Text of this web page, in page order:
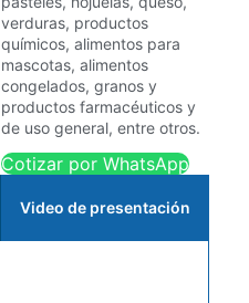
verduras, productos
químicos, alimentos para
mascotas, alimentos
congelados, granos y
productos farmacéuticos y
de uso general, entre otros.
Cotizar por WhatsApp
Video de presentación